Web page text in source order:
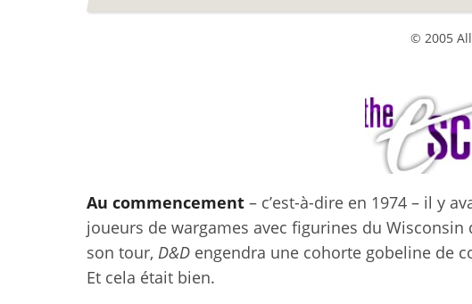
© 2005
Au commencement – c’est-à-dire en 1974 – il y
joueurs de wargames avec figurines du
son tour, D&D engendra une cohorte gobeline de
Et cela était bien.